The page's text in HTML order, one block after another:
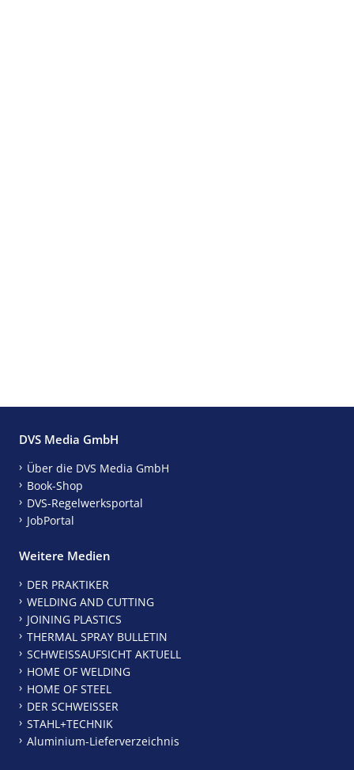
DVS Media GmbH
Über die DVS Media GmbH
Book-Shop
DVS-Regelwerksportal
JobPortal
Weitere Medien
DER PRAKTIKER
WELDING AND CUTTING
JOINING PLASTICS
THERMAL SPRAY BULLETIN
SCHWEISSAUFSICHT AKTUELL
HOME OF WELDING
HOME OF STEEL
DER SCHWEISSER
STAHL+TECHNIK
Aluminium-Lieferverzeichnis